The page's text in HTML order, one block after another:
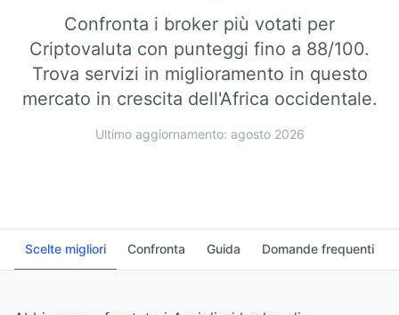
Confronta i broker più votati per
Criptovaluta con punteggi fino a 88/100.
Trova servizi in miglioramento in questo
mercato in crescita dell'Africa occidentale.
Ultimo aggiornamento: agosto 2026
Scelte migliori Confronta Guida Domande frequenti